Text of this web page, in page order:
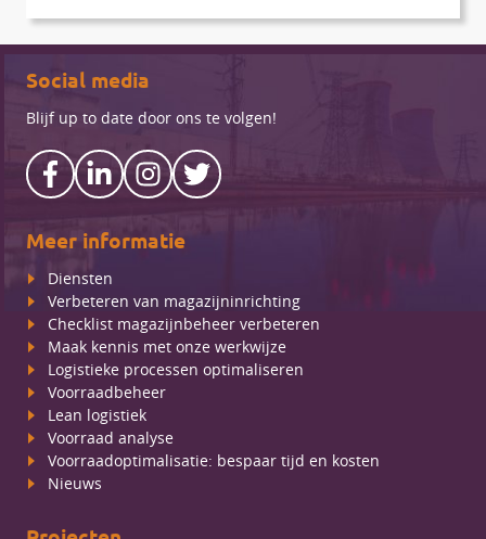
Social media
Blijf up to date door ons te volgen!
Meer informatie
Diensten
Verbeteren van magazijninrichting
Checklist magazijnbeheer verbeteren
Maak kennis met onze werkwijze
Logistieke processen optimaliseren
Voorraadbeheer
Lean logistiek
Voorraad analyse
Voorraadoptimalisatie: bespaar tijd en kosten
Nieuws